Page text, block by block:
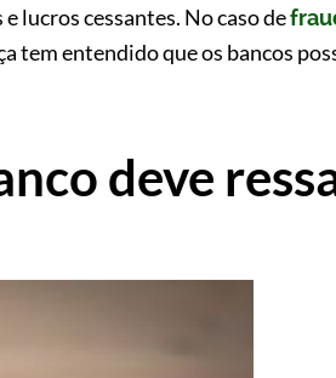
lucros cessantes. No caso de
tem entendido que os bancos
deve